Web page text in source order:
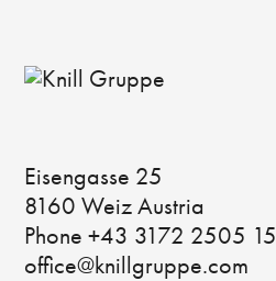
Eisengasse 25
8160 Weiz Austria
Phone +43 3172 2505 15
office@knillgruppe.com